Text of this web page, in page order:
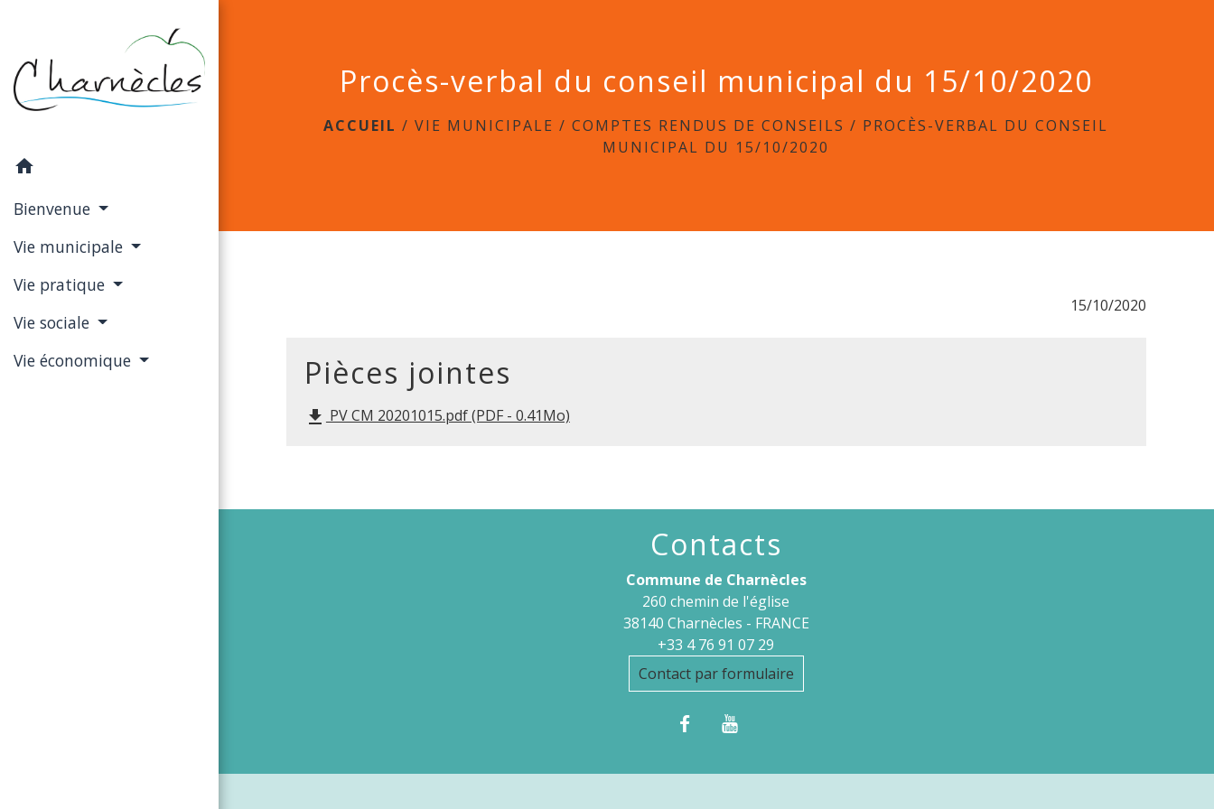
home
Bienvenue
Vie municipale
Vie pratique
Vie sociale
Vie économique
Procès-verbal du conseil municipal du 15/10/2020
ACCUEIL /VIE MUNICIPALE /COMPTES RENDUS DE CONSEILS / PROCÈS-VERBAL DU CONSEIL
MUNICIPAL DU 15/10/2020
15/10/2020
Pièces jointes
file_download PV CM 20201015.pdf (PDF - 0.41Mo)
Contacts
Commune de Charnècles
260 chemin de l'église
38140 Charnècles - FRANCE
+33 4 76 91 07 29
Contact par formulaire